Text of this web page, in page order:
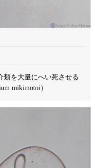
類を大量にへい死させる
mikimotoi）